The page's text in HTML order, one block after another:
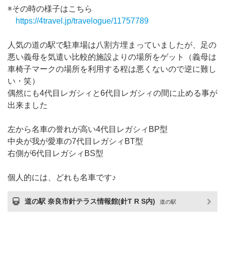
※その時の様子はこちら
https://4travel.jp/travelogue/11757789
人気の道の駅で駐車場は八割方埋まっていましたが、足の
悪い義母を気遣い比較的施設よりの場所をゲット（義母は
車椅子マークの場所を利用する程は悪くないので逆に難し
い・笑）
偶然にも4代目レガシィと6代目レガシィの間に止める事が
出来ました
左から名車の誉れが高い4代目レガシィBP型
中央が我が愛車の7代目レガシィBT型
右側が6代目レガシィBS型
個人的には、どれも名車です♪
道の駅 奈良市針テラス情報館(針T R S内) 道の駅